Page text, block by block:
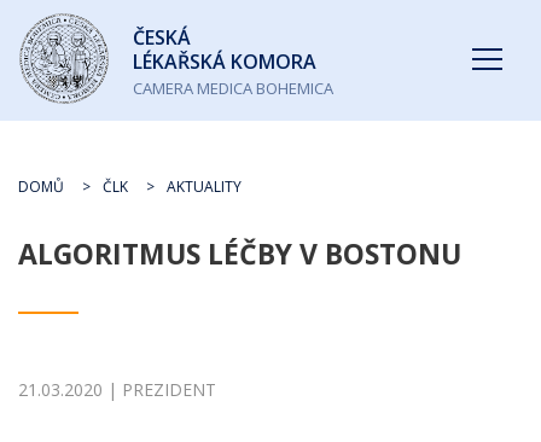
Česká
lékařská
komora
ČESKÁ
LÉKAŘSKÁ KOMORA
CAMERA MEDICA BOHEMICA
DOMŮ ČLK AKTUALITY
ALGORITMUS LÉČBY V BOSTONU
21.03.2020 | PREZIDENT